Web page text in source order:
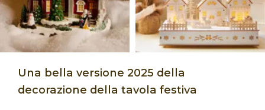
Una bella versione 2025 della
decorazione della tavola festiva